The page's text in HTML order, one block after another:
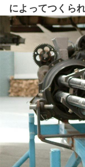
によってつくら